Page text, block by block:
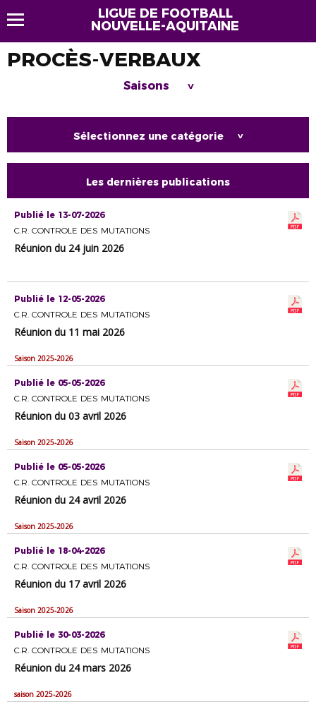
LIGUE DE FOOTBALL
NOUVELLE-AQUITAINE
PROCÈS-VERBAUX
Saisons >
Sélectionnez une catégorie >
Les dernières publications
Publié le 13-07-2026
C.R. CONTROLE DES MUTATIONS
Réunion du 24 juin 2026
Publié le 12-05-2026
C.R. CONTROLE DES MUTATIONS
Réunion du 11 mai 2026
Saison 2025-2026
Publié le 05-05-2026
C.R. CONTROLE DES MUTATIONS
Réunion du 03 avril 2026
Saison 2025-2026
Publié le 05-05-2026
C.R. CONTROLE DES MUTATIONS
Réunion du 24 avril 2026
Saison 2025-2026
Publié le 18-04-2026
C.R. CONTROLE DES MUTATIONS
Réunion du 17 avril 2026
Saison 2025-2026
Publié le 30-03-2026
C.R. CONTROLE DES MUTATIONS
Réunion du 24 mars 2026
saison 2025-2026